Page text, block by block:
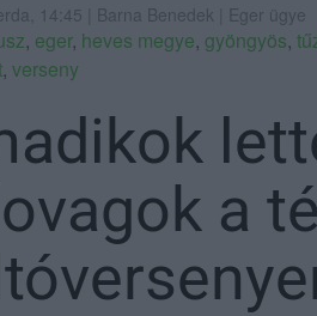
14:45 | Barna Benedek | Eger ügye
, eger, heves megye, gyöngyös,
, verseny
a